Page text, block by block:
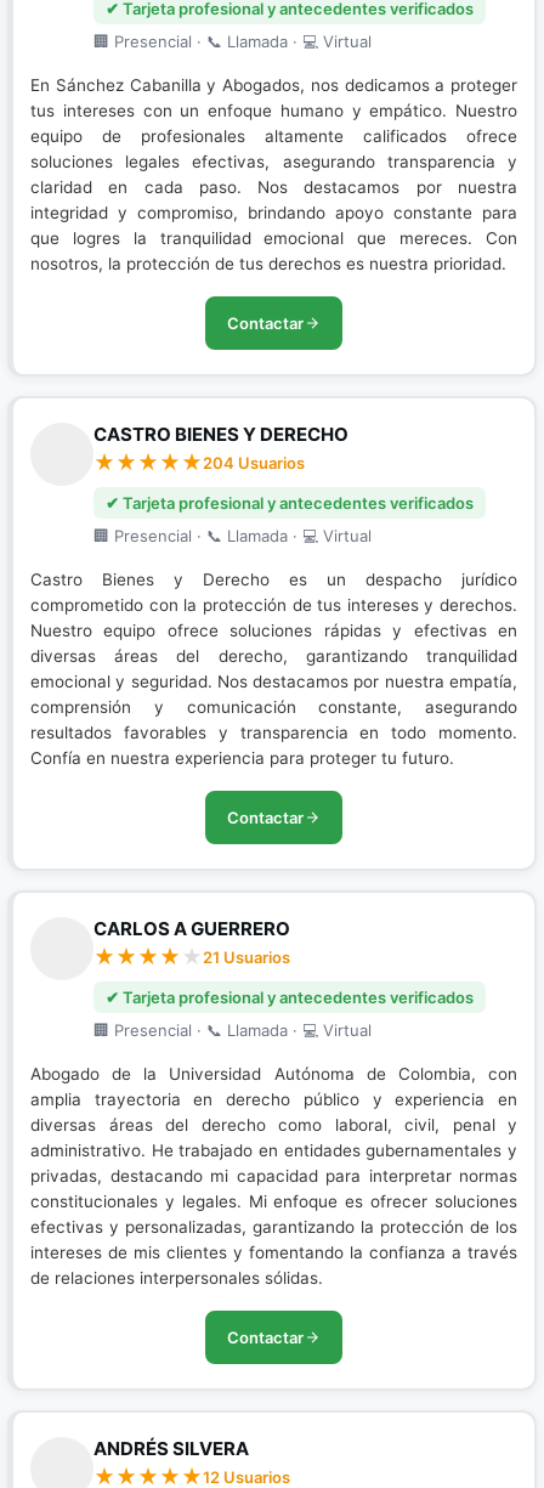
✔ Tarjeta profesional y antecedentes verificados
🏢 Presencial · 📞 Llamada · 💻 Virtual
En Sánchez Cabanilla y Abogados, nos dedicamos a proteger
tus intereses con un enfoque humano y empático. Nuestro
equipo de profesionales altamente calificados ofrece
soluciones legales efectivas, asegurando transparencia y
claridad en cada paso. Nos destacamos por nuestra
integridad y compromiso, brindando apoyo constante para
que logres la tranquilidad emocional que mereces. Con
nosotros, la protección de tus derechos es nuestra prioridad.
Contactar
CASTRO BIENES Y DERECHO
204 Usuarios
✔ Tarjeta profesional y antecedentes verificados
🏢 Presencial · 📞 Llamada · 💻 Virtual
Castro Bienes y Derecho es un despacho jurídico
comprometido con la protección de tus intereses y derechos.
Nuestro equipo ofrece soluciones rápidas y efectivas en
diversas áreas del derecho, garantizando tranquilidad
emocional y seguridad. Nos destacamos por nuestra empatía,
comprensión y comunicación constante, asegurando
resultados favorables y transparencia en todo momento.
Confía en nuestra experiencia para proteger tu futuro.
Contactar
CARLOS A GUERRERO
21 Usuarios
✔ Tarjeta profesional y antecedentes verificados
🏢 Presencial · 📞 Llamada · 💻 Virtual
Abogado de la Universidad Autónoma de Colombia, con
amplia trayectoria en derecho público y experiencia en
diversas áreas del derecho como laboral, civil, penal y
administrativo. He trabajado en entidades gubernamentales y
privadas, destacando mi capacidad para interpretar normas
constitucionales y legales. Mi enfoque es ofrecer soluciones
efectivas y personalizadas, garantizando la protección de los
intereses de mis clientes y fomentando la confianza a través
de relaciones interpersonales sólidas.
Contactar
ANDRÉS SILVERA
12 Usuarios